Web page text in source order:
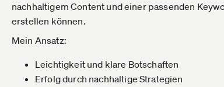
nachhaltigem Content und einer passenden
erstellen können.
Mein Ansatz:
Leichtigkeit und klare Botschaften
Erfolg durch nachhaltige Strategien